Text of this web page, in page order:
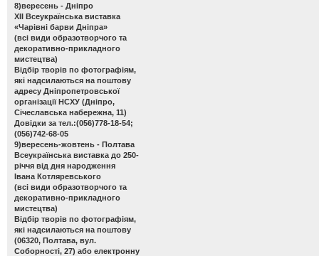
8)вересень - Дніпро
ХІІ Всеукраїнська виставка
«Чарівні барви Дніпра»
(всі види образотворчого та
декоративно-прикладного
мистецтва)
Відбір творів по фотографіям,
які надсилаються на поштову
адресу Дніпропетровської
організації НСХУ (Дніпро,
Січеславська набережна, 11)
Довідки за тел.:(056)778-18-54;
(056)742-68-05
9)вересень-жовтень - Полтава
Всеукраїнська виставка до 250-
річчя від дня народження
Івана Котляревського
(всі види образотворчого та
декоративно-прикладного
мистецтва)
Відбір творів по фотографіям,
які надсилаються на поштову
(06320, Полтава, вул.
Соборності, 27) або електронну